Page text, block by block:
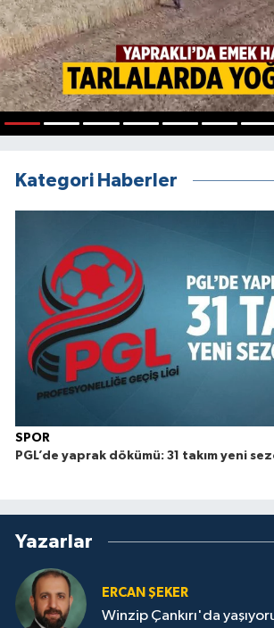
Kategori Haberler
SPOR
PGL’de yaprak dökümü: 31 takım yeni
Yazarlar
ERCAN ŞEKER
Winzip Çankırı'da